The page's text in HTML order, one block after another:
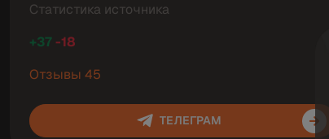
Статистика источника
+37-18
Отзывы 45
ТЕЛЕГРАМ